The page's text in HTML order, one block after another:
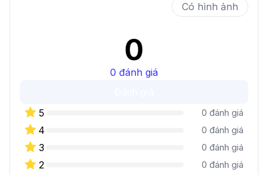
Có hình ảnh
0
0 đánh giá
5
0 đánh giá
4 0 đánh giá
3 0 đánh giá
2 0 đánh giá